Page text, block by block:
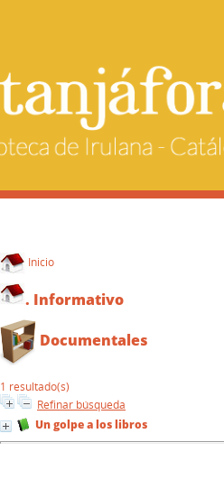
Inicio
. Informativo
Documentales
1 resultado(s)
Refinar búsqueda
Un golpe a los libros